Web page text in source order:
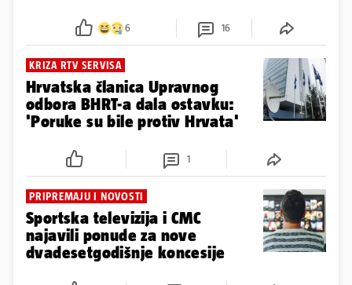
6 16
KRIZA RTV SERVISA
Hrvatska članica Upravnog
odbora BHRT-a dala ostavku:
'Poruke su bile protiv Hrvata'
1
PRIPREMAJU I NOVOSTI
Sportska televizija i CMC
najavili ponude za nove
dvadesetgodišnje koncesije